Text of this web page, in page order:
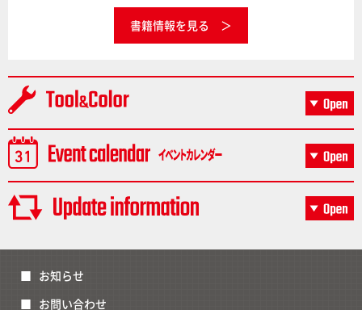
書籍情報を見る
お知らせ
お問い合わせ